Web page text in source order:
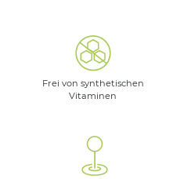
Frei von synthetischen
Vitaminen